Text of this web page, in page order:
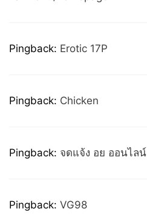
Pingback: Erotic 17P
Pingback: Chicken
Pingback: จดแจ้ง อย ออนไลน์
Pingback: VG98